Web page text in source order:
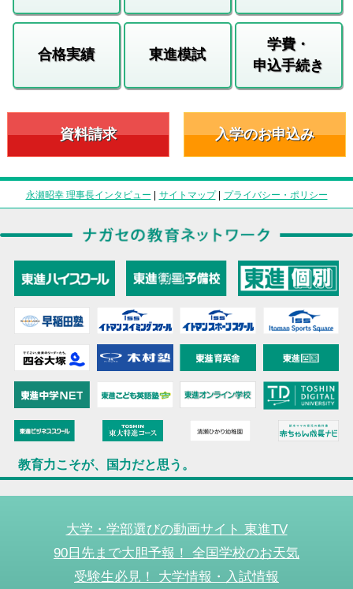
合格実績 東進模試
学費・
申込手続き
資料請求 入学のお申込み
永瀬昭幸 理事長インタビュー | サイトマップ| プライバシー・ポリシー
教育力こそが、国力だと思う。
大学・学部選びの動画サイト 東進TV
90日先まで大胆予報！ 全国学校のお天気
受験生必見！ 大学情報・入試情報